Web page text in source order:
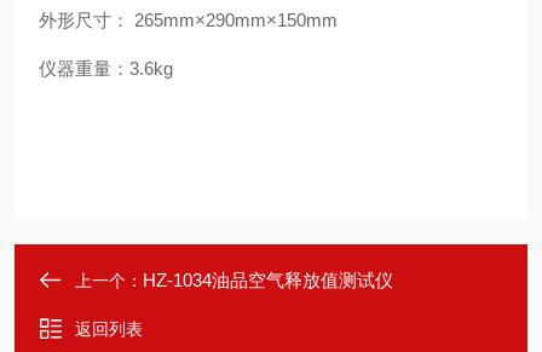
外形尺寸： 265mm×290mm×150mm
仪器重量：3.6kg
上一个： HZ-1034油品空气释放值测试仪
返回列表